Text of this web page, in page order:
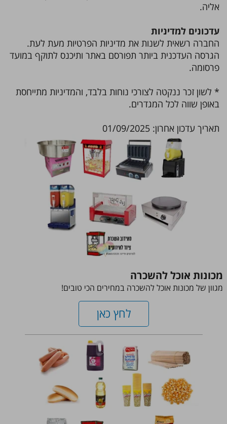
אליה.
עדכונים למדיניות
החברה רשאית לשנות את מדיניות הפרטיות מעת לעת.
הגרסה העדכנית ביותר תפורסם באתר ותיכנס לתוקף במועד
פרסומה.
* לשון זכר ננקטה לצורכי נוחות בלבד, והמדיניות מתייחסת
באופן שווה לכל המגדרים.
תאריך עדכון אחרון: 01/09/2025
מכונות אוכל להשכרה
מגוון של מכונות אוכל להשכרה במחירים הכי טובים!
לחץ כאן